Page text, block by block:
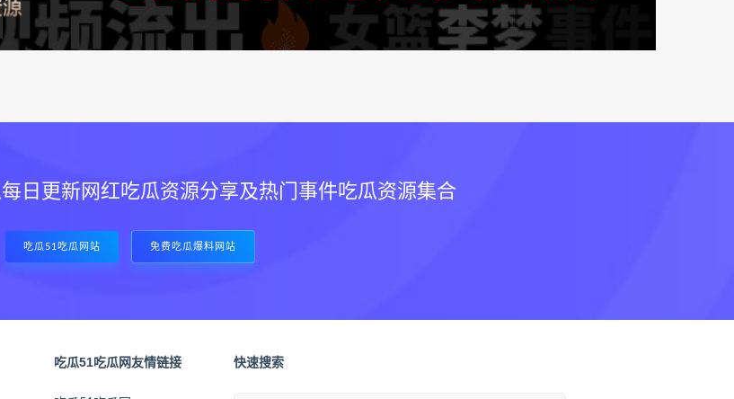
日更新网红吃瓜资源分享及热门事件吃瓜资源集合
吃瓜51吃瓜网站 免费吃瓜爆料网站
吃瓜51吃瓜网友情链接 快速搜索